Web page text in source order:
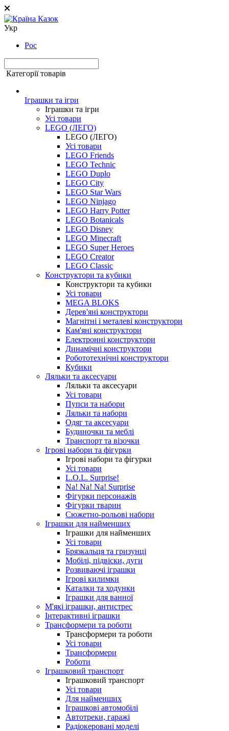
Укр
Рос
Категорії товарів
Іграшки та ігри
Іграшки та ігри
Усі товари
LEGO (ЛЕГО)
LEGO (ЛЕГО)
Усі товари
LEGO Friends
LEGO Technic
LEGO Duplo
LEGO City
LEGO Star Wars
LEGO Ninjago
LEGO Harry Potter
LEGO Botanicals
LEGO Disney
LEGO Minecraft
LEGO Super Heroes
LEGO Creator
LEGO Classic
Конструктори та кубики
Конструктори та кубики
Усі товари
MEGA BLOKS
Дерев'яні конструктори
Магнітні і металеві конструктори
Кам'яні конструктори
Електронні конструктори
Динамічні конструктори
Робототехнічні конструктори
Кубики
Ляльки та аксесуари
Ляльки та аксесуари
Усі товари
Пупси та набори
Ляльки та набори
Одяг та аксесуари
Будиночки та меблі
Транспорт та візочки
Ігрові набори та фігурки
Ігрові набори та фігурки
Усі товари
L.O.L. Surprise!
Na! Na! Na! Surprise
Фігурки персонажів
Фігурки тварин
Сюжетно-рольові набори
Іграшки для найменших
Іграшки для найменших
Усі товари
Брязкальця та гризунці
Мобілі, підвіски, дуги
Розвиваючі іграшки
Ігрові килимки
Каталки та ходунки
Іграшки для ванної
М'які іграшки, антистрес
Інтерактивні іграшки
Трансформери та роботи
Трансформери та роботи
Усі товари
Трансформери
Роботи
Іграшковий транспорт
Іграшковий транспорт
Усі товари
Для найменших
Іграшкові автомобілі
Автотреки, гаражі
Радіокеровані моделі